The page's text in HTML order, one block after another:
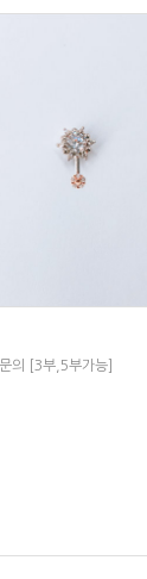
의 [3부,5부가능]